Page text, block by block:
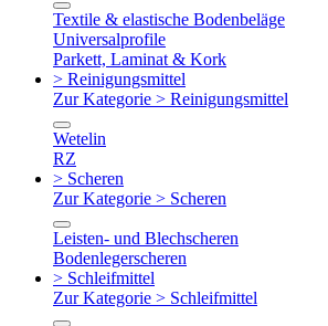
Textile & elastische Bodenbeläge
Universalprofile
Parkett, Laminat & Kork
> Reinigungsmittel
Zur Kategorie > Reinigungsmittel
Wetelin
RZ
> Scheren
Zur Kategorie > Scheren
Leisten- und Blechscheren
Bodenlegerscheren
> Schleifmittel
Zur Kategorie > Schleifmittel